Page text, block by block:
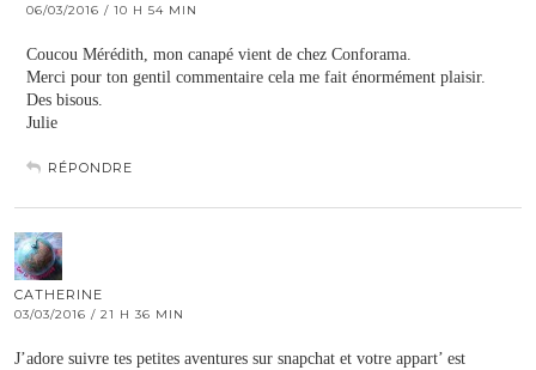
06/03/2016 / 10 H 54 MIN
Coucou Mérédith, mon canapé vient de chez Conforama.
Merci pour ton gentil commentaire cela me fait énormément plaisir.
Des bisous.
Julie
RÉPONDRE
CATHERINE
03/03/2016 / 21 H 36 MIN
J’adore suivre tes petites aventures sur snapchat et votre appart’ est